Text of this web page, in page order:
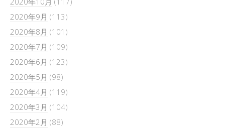
2020年9月 (113)
2020年8月 (101)
2020年7月 (109)
2020年6月 (123)
2020年5月 (98)
2020年4月 (119)
2020年3月 (104)
2020年2月 (88)